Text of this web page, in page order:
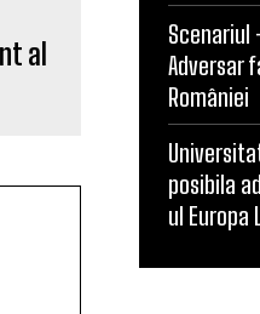
al
Scenariul
Adversar
României
posibila
ul Europa